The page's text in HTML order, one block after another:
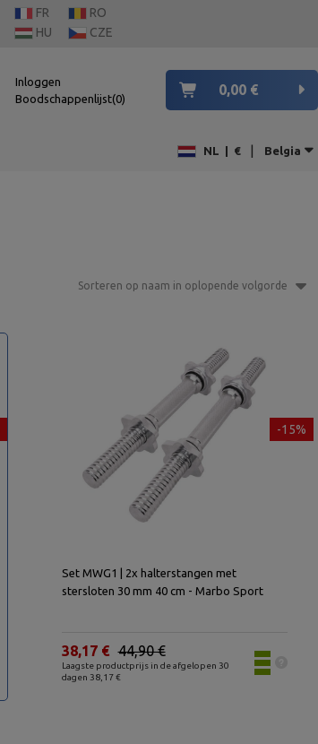
FR
RO
HU CZE
Inloggen
Boodschappenlijst 0
0,00 €
NL € | Belgia
Sorteren op naam in oplopende volgorde
-15%
Set MWG1 | 2x halterstangen met
stersloten 30 mm 40 cm - Marbo Sport
Laagste productprijs in de afgelopen 30
dagen 38,17 €
44,90 €
38,17 €